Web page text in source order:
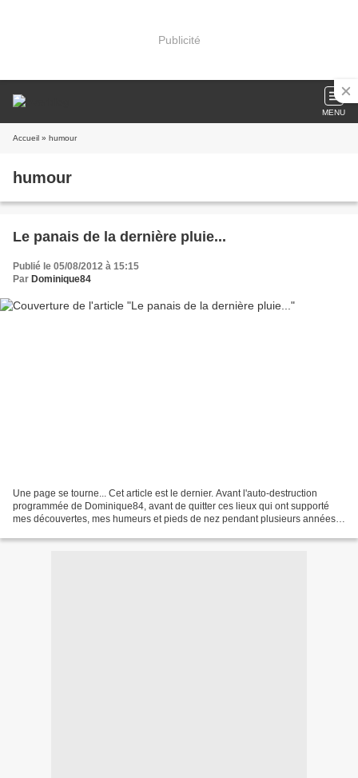
Publicité
MENU
Accueil » humour
humour
Le panais de la dernière pluie...
Publié le 05/08/2012 à 15:15
Par Dominique84
Une page se tourne... Cet article est le dernier. Avant l'auto-destruction
programmée de Dominique84, avant de quitter ces lieux qui ont supporté
mes découvertes, mes humeurs et pieds de nez pendant plusieurs années,